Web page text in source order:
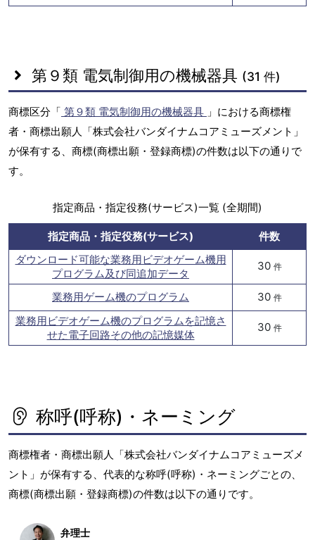
第９類 電気制御用の機械器具 (31 件)
商標区分「 第９類 電気制御用の機械器具 」における商標権
者・商標出願人「株式会社バンダイナムコアミューズメント」
が保有する、商標(商標出願・登録商標)の件数は以下の通りで
す。
指定商品・指定役務(サービス)一覧 (全期間)
指定商品・指定役務(サービス)
件数
ダウンロード可能な業務用ビデオゲーム機用
プログラム及び同追加データ
30 件
業務用ゲーム機のプログラム 30 件
業務用ビデオゲーム機のプログラムを記憶さ
せた電子回路その他の記憶媒体
30 件
称呼(呼称)・ネーミング
商標権者・商標出願人「株式会社バンダイナムコアミューズメ
ント」が保有する、代表的な称呼(呼称)・ネーミングごとの、
商標(商標出願・登録商標)の件数は以下の通りです。
弁理士